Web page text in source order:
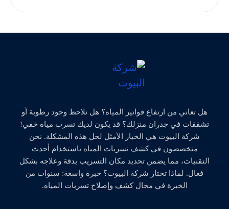
هل تعاني من ارتفاع فواتير المياه؟ هل تلاحظ وجود رطوبة أو
تشققات في جدران منزلك؟ قد يكون لديك تسرب مياه خفي!
شركة البيوت هي الخيار الأمثل لحل هذه المشكلة. نحن
متخصصون في كشف تسربات المياه باستخدام أحدث
التقنيات، مما يضمن تحديد مكان التسريب بدقة وعلاجه بشكل
فعال. لماذا تختار شركة البيوت؟ خبرة واسعة: سنوات من
الخبرة في مجال كشف وإصلاح تسربات المياه.